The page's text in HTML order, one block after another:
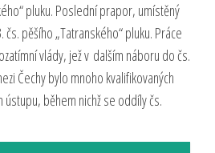
pluku. Poslední prapor, umístěný
pěšího „Tatranského“ pluku. Práce
vlády, jež v dalším náboru do čs.
Čechy bylo mnoho kvalifikovaných
během nichž se oddíly čs.